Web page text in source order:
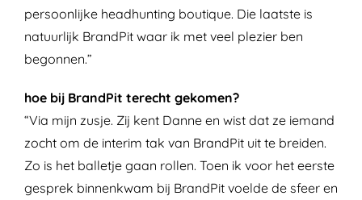
persoonlijke headhunting boutique. Die laatste is
natuurlijk BrandPit waar ik met veel plezier ben
begonnen.”
hoe bij BrandPit terecht gekomen?
“Via mijn zusje. Zij kent Danne en wist dat ze iemand
zocht om de interim tak van BrandPit uit te breiden.
Zo is het balletje gaan rollen. Toen ik voor het eerste
gesprek binnenkwam bij BrandPit voelde de sfeer en